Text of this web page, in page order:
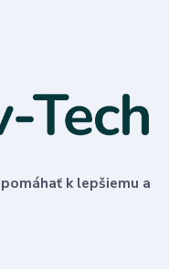
k lepšiemu a